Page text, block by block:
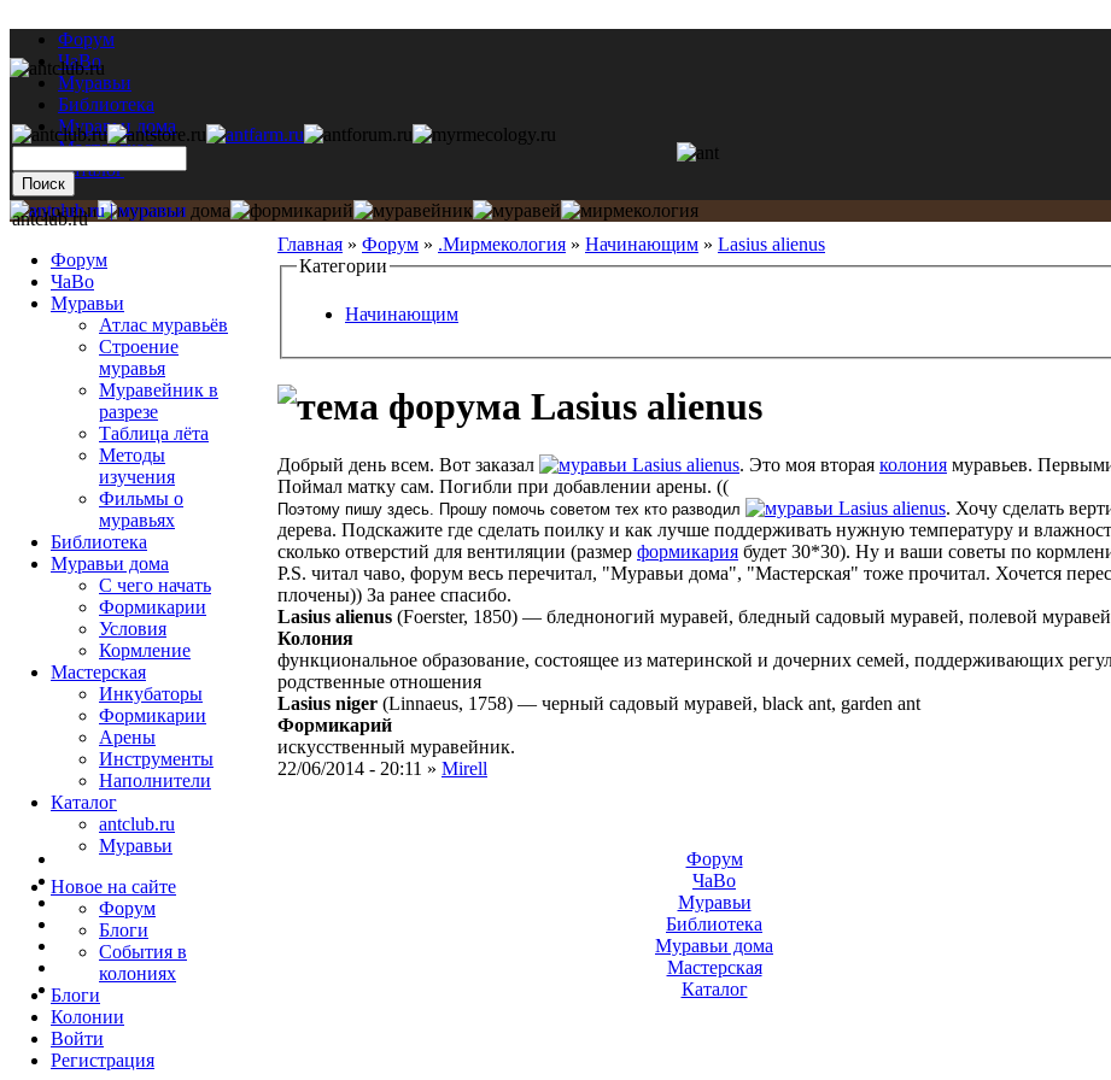
Форум
ЧаВо
Муравьи
Библиотека
Муравьи дома
Мастерская
Каталог
Главная » Форум » .Мирмекология » Начинающим » Lasius alienus
Категории
Начинающим
Lasius alienus
Добрый день всем. Вот заказал Lasius alienus. Это моя вторая колония муравьев.
Поймал матку сам. Погибли при добавлении арены. ((
Поэтому пишу здесь. Прошу помочь советом тех кто разводил Lasius alienus. Хочу сделать
дерева. Подскажите где сделать поилку и как лучше поддерживать нужную температуру и
сколько отверстий для вентиляции (размер формикария будет 30*30). Ну и ваши советы по
P.S. читал чаво, форум весь перечитал, "Муравьи дома", "Мастерская" тоже прочитал. Хочется
плочены)) За ранее спасибо.
Lasius alienus (Foerster, 1850) — бледноногий муравей, бледный садовый муравей, полевой
Колония
функциональное образование, состоящее из материнской и дочерних семей, поддерживающих
родственные отношения
Lasius niger (Linnaeus, 1758) — черный садовый муравей, black ant, garden ant
Формикарий
искусственный муравейник.
22/06/2014 - 20:11 » Mirell
antclub.ru
Форум
ЧаВо
Муравьи
Атлас муравьёв
Строение
муравья
Муравейник в
разрезе
Таблица лёта
Методы
изучения
Фильмы о
муравьях
Библиотека
Муравьи дома
С чего начать
Формикарии
Условия
Кормление
Мастерская
Инкубаторы
Формикарии
Арены
Инструменты
Наполнители
Каталог
antclub.ru
Муравьи
Новое на сайте
Форум
Блоги
События в
колониях
Блоги
Колонии
Войти
Peгиcтpaция
Форум
ЧаВо
Муравьи
Библиотека
Муравьи дома
Мастерская
Каталог